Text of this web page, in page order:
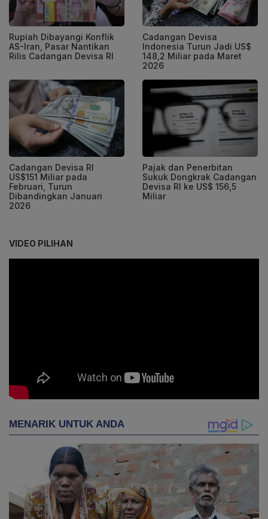
Rupiah Dibayangi Konflik
AS-Iran, Pasar Nantikan
Rilis Cadangan Devisa RI
Cadangan Devisa
Indonesia Turun Jadi US$
148,2 Miliar pada Maret
2026
Cadangan Devisa RI
US$151 Miliar pada
Februari, Turun
Dibandingkan Januari
2026
Pajak dan Penerbitan
Sukuk Dongkrak Cadangan
Devisa RI ke US$ 156,5
Miliar
VIDEO PILIHAN